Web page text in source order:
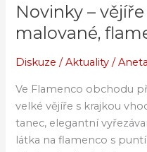
Novinky –
malované,
Diskuze /Aktuality /
Ve Flamenco obchodu
velké vějíře s krajkou
tanec, elegantní
látka na flamenco s
Novinky
vějíře
s
vějíře
malované,
flamenco
náušnice…